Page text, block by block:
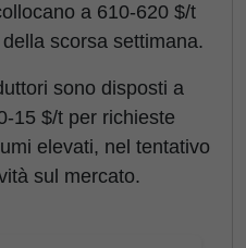
a 610-620 $/t
scorsa settimana.
sono disposti a
15 $/t per richieste
elevati, nel tentativo
sul mercato.